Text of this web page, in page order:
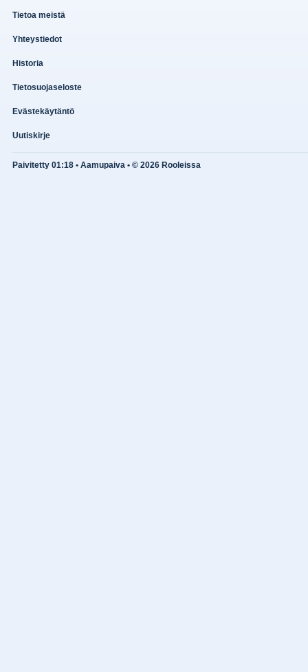
Tietoa meistä
Yhteystiedot
Historia
Tietosuojaseloste
Evästekäytäntö
Uutiskirje
Paivitetty 01:18 • Aamupaiva • © 2026 Rooleissa